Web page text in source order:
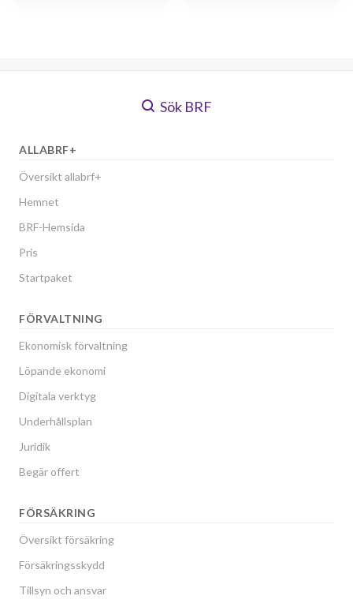
Sök BRF
ALLABRF+
Översikt allabrf+
Hemnet
BRF-Hemsida
Pris
Startpaket
FÖRVALTNING
Ekonomisk förvaltning
Löpande ekonomi
Digitala verktyg
Underhållsplan
Juridik
Begär offert
FÖRSÄKRING
Översikt försäkring
Försäkringsskydd
Tillsyn och ansvar